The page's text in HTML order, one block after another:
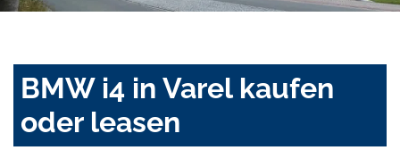
BMW i4 in Varel kaufen
oder leasen